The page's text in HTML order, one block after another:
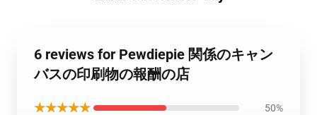
6 reviews for Pewdiepie 関係のキャン
バスの印刷物の報酬の店
★★★★★ 50%